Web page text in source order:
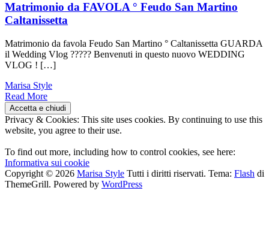
Matrimonio da FAVOLA ° Feudo San Martino
Caltanissetta
Matrimonio da favola Feudo San Martino ° Caltanissetta GUARDA
il Wedding Vlog ????? Benvenuti in questo nuovo WEDDING
VLOG ! […]
Marisa Style
Read More
Privacy & Cookies: This site uses cookies. By continuing to use this
website, you agree to their use.
To find out more, including how to control cookies, see here:
Informativa sui cookie
Copyright © 2026 Marisa Style Tutti i diritti riservati. Tema: Flash di
ThemeGrill. Powered by WordPress